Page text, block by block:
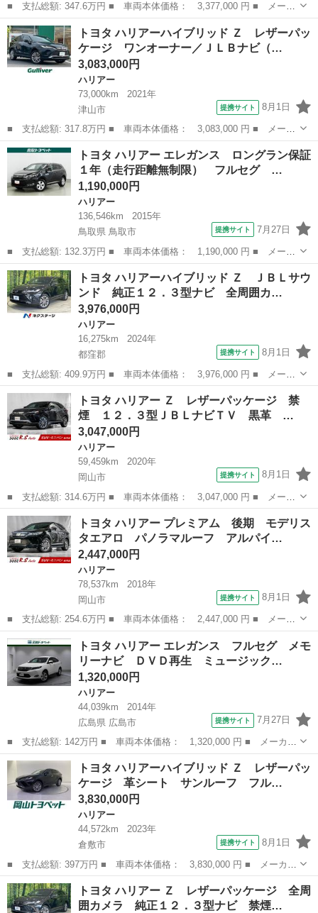
■ 支払総額: 347.6万円 ■ 車両本体価格： 3,377,000 円 ■ メーカ
ー名： トヨタ ■ 車種名： ハリアーハイブリッド ■ グレード
名： Ｇ 禁煙車 後期 衝突軽減ブレーキ モデリスタエアロ ９
インチディ...
岡山 岡山市 ハリアー
トヨタ ハリアーハイブリッド Ｚ レザーパッ
ケージ ワンオーナー／ＪＬＢナビ（…
3,083,000円
ハリアー
73,000km
2021年
津山市
提携サイト 8月1日
■ 支払総額: 317.8万円 ■ 車両本体価格： 3,083,000 円 ■ メーカ
ー名： トヨタ ■ 車種名： ハリアーハイブリッド ■ グレード
名： Ｚ レザーパッケージ ワンオーナー／ＪＬＢナビ（Ｂｌｕｅ
ｔｏｏｔｈ...
岡山 津山市 ハリアー
トヨタ ハリアー エレガンス ロングラン保証
１年（走行距離無制限） フルセグ …
1,190,000円
ハリアー
136,546km
2015年
鳥取県 鳥取市
提携サイト 7月27日
■ 支払総額: 132.3万円 ■ 車両本体価格： 1,190,000 円 ■ メーカ
ー名： トヨタ ■ 車種名： ハリアー ■ グレード名： エレガン
ス ロングラン保証１年（走行距離無制限） フルセグ メモリーナ
ビ ＤＶ...
鳥取 鳥取市 ハリアー
トヨタ ハリアーハイブリッド Ｚ ＪＢＬサウ
ンド 純正１２．３型ナビ 全周囲カ…
3,976,000円
ハリアー
16,275km
2024年
都窪郡
提携サイト 8月1日
■ 支払総額: 409.9万円 ■ 車両本体価格： 3,976,000 円 ■ メーカ
ー名： トヨタ ■ 車種名： ハリアーハイブリッド ■ グレード
名： Ｚ ＪＢＬサウンド 純正１２．３型ナビ 全周囲カメラ 衝
突被害軽減...
岡山 都窪郡 ハリアー
トヨタ ハリアー Ｚ レザーパッケージ 禁
煙 １２．３型ＪＢＬナビＴＶ 黒革 …
3,047,000円
ハリアー
59,459km
2020年
岡山市
提携サイト 8月1日
■ 支払総額: 314.6万円 ■ 車両本体価格： 3,047,000 円 ■ メーカ
ー名： トヨタ ■ 車種名： ハリアー ■ グレード名： Ｚ レザ
ーパッケージ 禁煙 １２．３型ＪＢＬナビＴＶ 黒革 衝突軽減ブ
レーキ ...
岡山 岡山市 ハリアー
トヨタ ハリアー プレミアム 後期 モデリス
タエアロ パノラマルーフ アルパイ…
2,447,000円
ハリアー
78,537km
2018年
岡山市
提携サイト 8月1日
■ 支払総額: 254.6万円 ■ 車両本体価格： 2,447,000 円 ■ メーカ
ー名： トヨタ ■ 車種名： ハリアー ■ グレード名： プレミア
ム 後期 モデリスタエアロ パノラマルーフ アルパイン１０型ナ
ビ 点検...
岡山 岡山市 ハリアー
トヨタ ハリアー エレガンス フルセグ メモ
リーナビ ＤＶＤ再生 ミュージック…
1,320,000円
ハリアー
44,039km
2014年
広島県 広島市
提携サイト 7月27日
■ 支払総額: 142万円 ■ 車両本体価格： 1,320,000 円 ■ メーカー
名： トヨタ ■ 車種名： ハリアー ■ グレード名： エレガン
ス フルセグ メモリーナビ ＤＶＤ再生 ミュージックプレイヤー
接続可 バッ...
広島 広島市 ハリアー
トヨタ ハリアーハイブリッド Ｚ レザーパッ
ケージ 革シート サンルーフ フル…
3,830,000円
ハリアー
44,572km
2023年
倉敷市
提携サイト 8月1日
■ 支払総額: 397万円 ■ 車両本体価格： 3,830,000 円 ■ メーカー
名： トヨタ ■ 車種名： ハリアーハイブリッド ■ グレード
名： Ｚ レザーパッケージ 革シート サンルーフ フルセグ メ
モリーナビ ミ...
岡山 倉敷市 ハリアー
トヨタ ハリアー Ｚ レザーパッケージ 全周
囲カメラ 純正１２．３型ナビ 禁煙…